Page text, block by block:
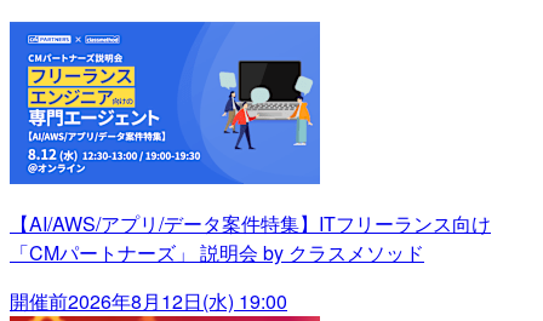
【AI/AWS/アプリ/データ案件特集】ITフリーランス向け
「CMパートナーズ」 説明会 by クラスメソッド
開催前2026年8月12日(水) 19:00